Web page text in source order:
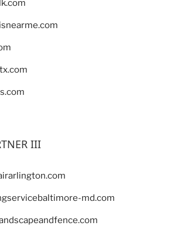
III
md.com